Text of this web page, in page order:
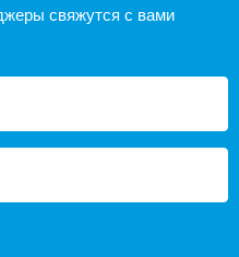
свяжутся с вами